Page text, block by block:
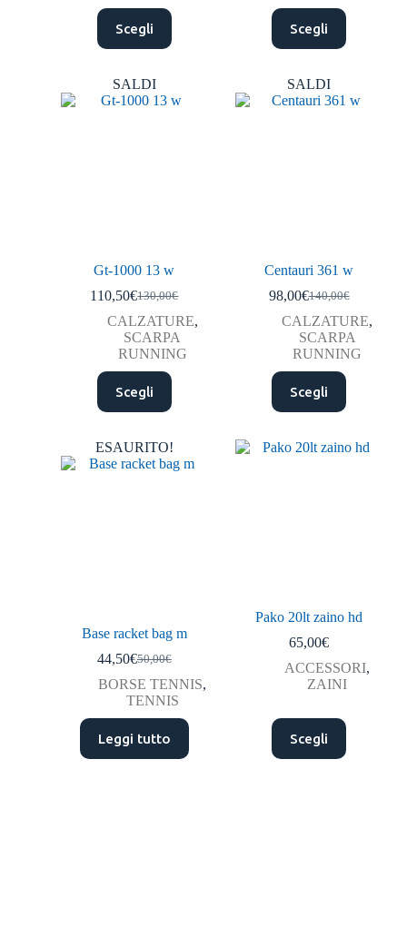
Scegli Scegli
SALDI
Gt-1000 13 w
130,00€
110,50€
CALZATURE,
SCARPA
RUNNING
Scegli
SALDI
Centauri 361 w
140,00€
98,00€
CALZATURE,
SCARPA
RUNNING
Scegli
ESAURITO!
Base racket bag m
50,00€
44,50€
BORSE TENNIS,
TENNIS
Leggi tutto
Pako 20lt zaino hd
65,00€
ACCESSORI,
ZAINI
Scegli